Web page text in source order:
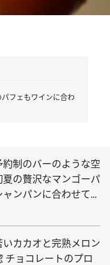
フェもワインに合わ
約制のバーのような空
夏の贅沢なマンゴーパ
ャンパンに合わせて贅
いカカオと完熟メロン
チョコレートのプロ